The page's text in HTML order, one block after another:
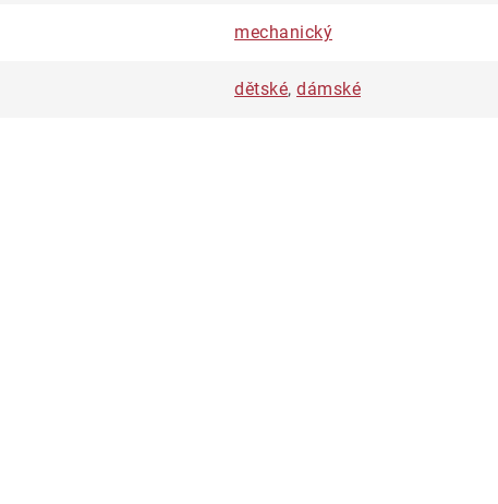
mechanický
dětské, dámské